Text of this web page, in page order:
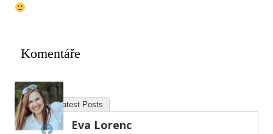
Komentáře
About Latest Posts
Eva Lorenc